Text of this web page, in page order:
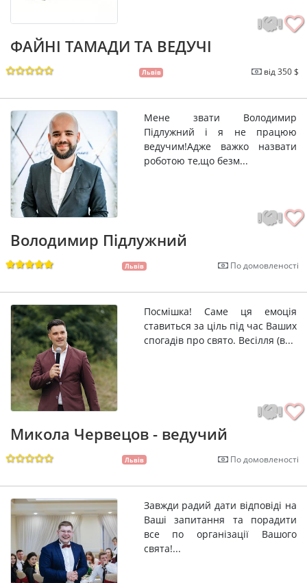
ФАЙНІ ТАМАДИ ТА ВЕДУЧІ
Львів від 350 $
Мене звати Володимир
Підлужний і я не працюю
ведучим!Адже важко назвати
роботою те,що безм...
Володимир Підлужний
Львів По домовленості
Посмішка! Саме ця емоція
ставиться за ціль під час Ваших
спогадів про свято. Весілля (в...
Микола Червецов - ведучий
Львів По домовленості
Завжди радий дати відповіді на
Ваші запитання та порадити
все по організації Вашого
свята!...